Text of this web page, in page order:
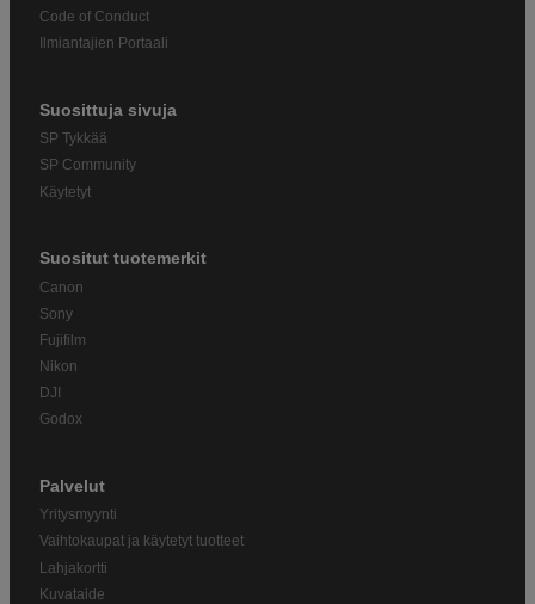
Code of Conduct
Ilmiantajien Portaali
Suosittuja sivuja
SP Tykkää
SP Community
Käytetyt
Suositut tuotemerkit
Canon
Sony
Fujifilm
Nikon
DJI
Godox
Palvelut
Yritysmyynti
Vaihtokaupat ja käytetyt tuotteet
Lahjakortti
Kuvataide